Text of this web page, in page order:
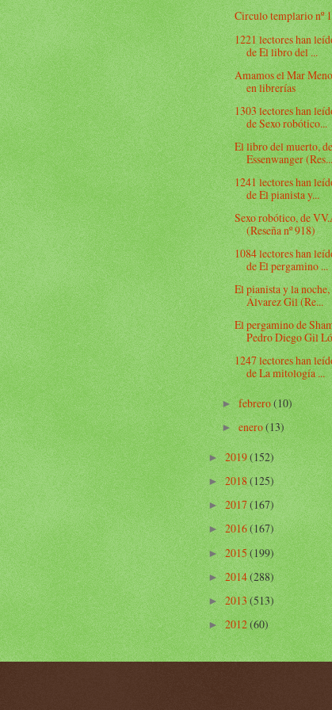
Circulo templario nº
1221 lectores han
de El libro del ...
Amamos el Mar
en librerías
1303 lectores han
de Sexo robótico...
El libro del muerto,
Essenwanger
1241 lectores han
de El pianista y...
Sexo robótico, de
(Reseña nº 918)
1084 lectores han
de El pergamino ...
El pianista y la
Álvarez Gil (Re...
El pergamino de
Pedro Diego Gil
1247 lectores han
de La mitología ...
►febrero(10)
►enero(13)
►2019(152)
►2018 (125)
►2017(167)
►2016(167)
►2015(199)
►2014(288)
►2013(513)
►2012(60)